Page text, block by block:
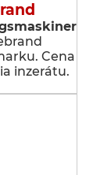
Cena
inzerátu.